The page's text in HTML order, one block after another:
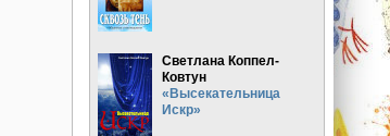
Светлана Коппел-
Ковтун
«Высекательница
Искр»